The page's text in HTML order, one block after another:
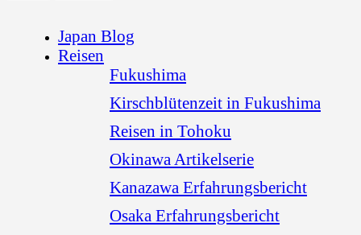
Japan Blog
Reisen
Fukushima
Kirschblütenzeit in Fukushima
Reisen in Tohoku
Okinawa Artikelserie
Kanazawa Erfahrungsbericht
Osaka Erfahrungsbericht